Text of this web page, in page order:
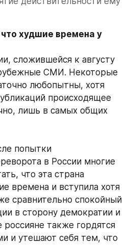
худшие времена у
сложившейся к августу
СМИ. Некоторые
любопытны, хотя
происходящее
лишь в самых общих
попытки
в России многие
что эта страна
времена и вступила хотя
сравнительно спокойный
в сторону демократии и
россияне также гордятся
и утешают себя тем, что